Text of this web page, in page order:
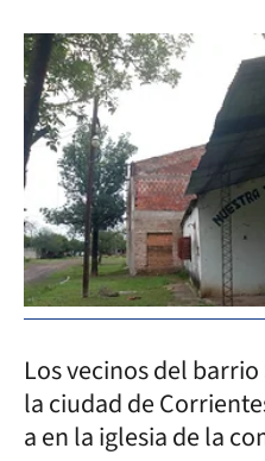
Los vecinos del
la ciudad de
a en la iglesia de la